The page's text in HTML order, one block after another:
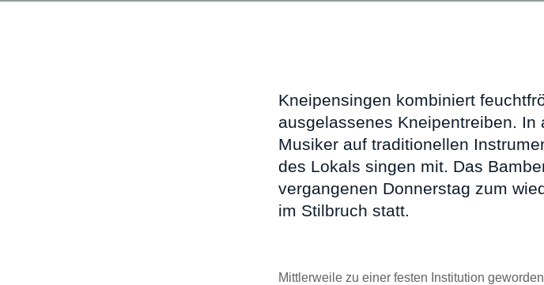
Kneipensingen kombiniert
ausgelassenes Kneipentreiben.
Musiker auf traditionellen
des Lokals singen mit. Das
vergangenen Donnerstag zum
im Stilbruch statt.
Mittlerweile zu einer festen Institution